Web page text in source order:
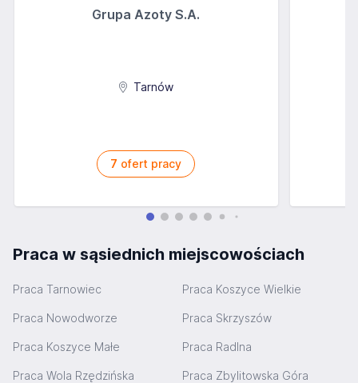
Grupa Azoty S.A.
Tarnów
7 ofert pracy
Praca w sąsiednich miejscowościach
Praca Tarnowiec Praca Koszyce Wielkie
Praca Nowodworze Praca Skrzyszów
Praca Koszyce Małe Praca Radlna
Praca Wola Rzędzińska Praca Zbylitowska Góra